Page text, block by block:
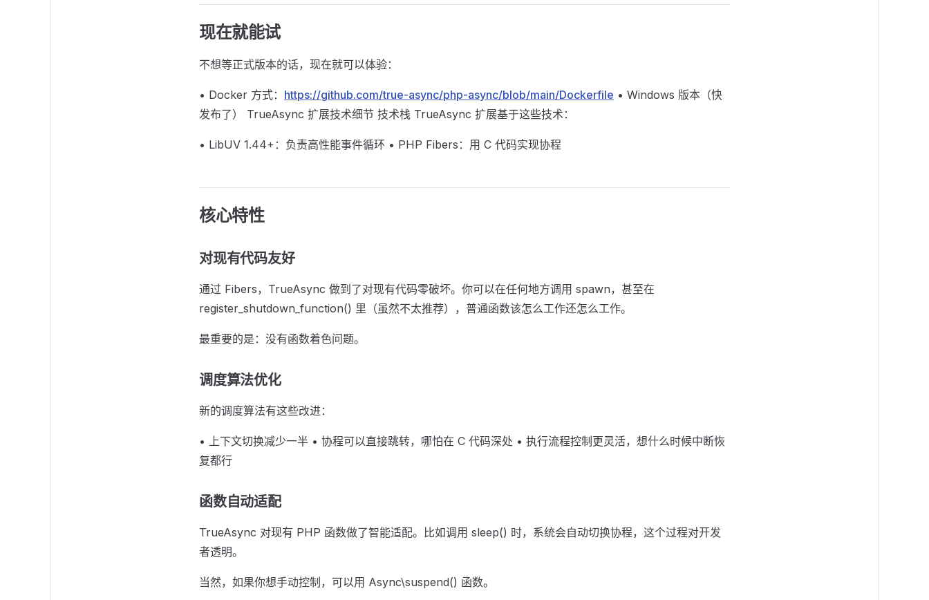
现在就能试
不想等正式版本的话，现在就可以体验：
• Docker 方式： https://github.com/true-async/php-async/blob/main/Dockerfile • Windows 版本（快
发布了） TrueAsync 扩展技术细节 技术栈 TrueAsync 扩展基于这些技术：
• LibUV 1.44+：负责高性能事件循环 • PHP Fibers：用 C 代码实现协程
核心特性
对现有代码友好
通过 Fibers，TrueAsync 做到了对现有代码零破坏。你可以在任何地方调用 spawn，甚至在
register_shutdown_function() 里（虽然不太推荐），普通函数该怎么工作还怎么工作。
最重要的是：没有函数着色问题。
调度算法优化
新的调度算法有这些改进：
• 上下文切换减少一半 • 协程可以直接跳转，哪怕在 C 代码深处 • 执行流程控制更灵活，想什么时候中断恢
复都行
函数自动适配
TrueAsync 对现有 PHP 函数做了智能适配。比如调用 sleep() 时，系统会自动切换协程，这个过程对开发
者透明。
当然，如果你想手动控制，可以用 Async\suspend() 函数。